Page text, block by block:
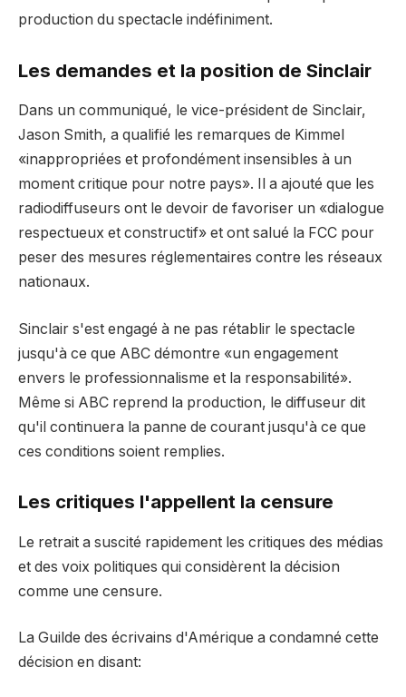
production du spectacle indéfiniment.
Les demandes et la position de Sinclair
Dans un communiqué, le vice-président de Sinclair,
Jason Smith, a qualifié les remarques de Kimmel
«inappropriées et profondément insensibles à un
moment critique pour notre pays». Il a ajouté que les
radiodiffuseurs ont le devoir de favoriser un «dialogue
respectueux et constructif» et ont salué la FCC pour
peser des mesures réglementaires contre les réseaux
nationaux.
Sinclair s'est engagé à ne pas rétablir le spectacle
jusqu'à ce que ABC démontre «un engagement
envers le professionnalisme et la responsabilité».
Même si ABC reprend la production, le diffuseur dit
qu'il continuera la panne de courant jusqu'à ce que
ces conditions soient remplies.
Les critiques l'appellent la censure
Le retrait a suscité rapidement les critiques des médias
et des voix politiques qui considèrent la décision
comme une censure.
La Guilde des écrivains d'Amérique a condamné cette
décision en disant: